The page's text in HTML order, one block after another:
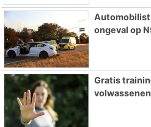
Automobilist
ongeval op
Gratis